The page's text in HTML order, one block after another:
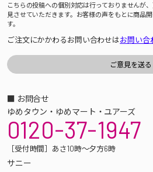
こちらの投稿への個別対応は行っておりませんが
見させていただきます。お客様の声をもとに商品
す。
ご注文にかかわるお問い合わせはお問い合
■ お問合せ
ゆめタウン・ゆめマート・ユアーズ
0120-37-1947
［受付時間］あさ10時～夕方6時
サニー